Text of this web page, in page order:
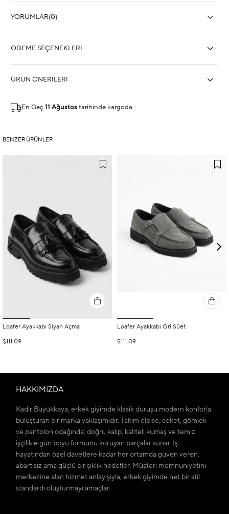
YORUMLAR(0)
ÖDEME SEÇENEKLERI
ÜRÜN ÖNERILERI
En Geç 11 Ağustos tarihinde kargoda.
BENZER ÜRÜNLER
Loafer Ayakkabı Siyah Açma
$111.09
Loafer Ayakkabı Gri Süet
$111.09
HAKKIMIZDA
Kadir Büyükkaya, erkek giyimde klasik duruşu modern konforla
buluşturan bir marka yaklaşımıdır. Takım elbise, ceket, gömlek
ve pantolon odağında; doğru kalıp, kaliteli kumaş ve temiz
işçilikle gün boyu formunu koruyan parçalar sunar. İş
hayatından özel davetlere kadar her ortamda güven veren,
abartısız ama güçlü bir şıklık hedefler. Müşteri memnuniyetini
merkezine alan hizmet anlayışıyla, erkek giyimde net bir stil
standardı oluşturmayı amaçlar.